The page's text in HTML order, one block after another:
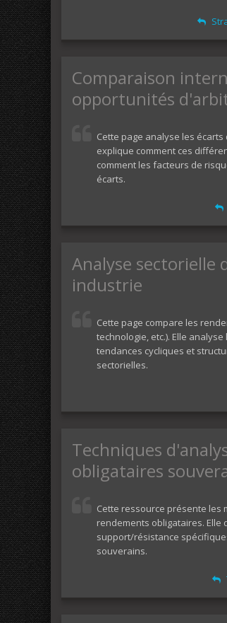
Comparaison
opportunités
Cette page analyse les
explique comment ces
comment les facteurs de
écarts.
Analyse sectorielle
industrie
Cette page compare les
technologie, etc.). Elle
tendances cycliques et
sectorielles.
Techniques
obligataires
Cette ressource présente les
rendements obligataires.
support/résistance
souverains.